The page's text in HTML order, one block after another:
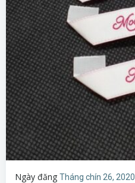
Ngày đăng Tháng chín 26, 2020